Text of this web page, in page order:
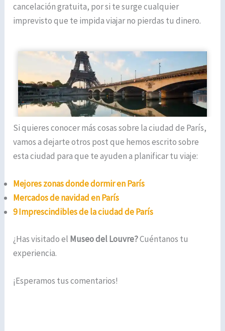
cancelación gratuita, por si te surge cualquier
imprevisto que te impida viajar no pierdas tu dinero.
Si quieres conocer más cosas sobre la ciudad de París,
vamos a dejarte otros post que hemos escrito sobre
esta ciudad para que te ayuden a planificar tu viaje:
Mejores zonas donde dormir en París
Mercados de navidad en París
9 Imprescindibles de la ciudad de París
¿Has visitado el Museo del Louvre?Cuéntanos tu
experiencia.
¡Esperamos tus comentarios!